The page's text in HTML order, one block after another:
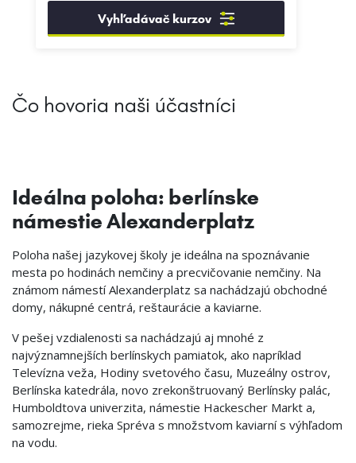
Vyhľadávač kurzov
Čo hovoria naši účastníci
Ideálna poloha: berlínske
námestie Alexanderplatz
Poloha našej jazykovej školy je ideálna na spoznávanie
mesta po hodinách nemčiny a precvičovanie nemčiny. Na
známom námestí Alexanderplatz sa nachádzajú obchodné
domy, nákupné centrá, reštaurácie a kaviarne.
V pešej vzdialenosti sa nachádzajú aj mnohé z
najvýznamnejších berlínskych pamiatok, ako napríklad
Televízna veža, Hodiny svetového času, Muzeálny ostrov,
Berlínska katedrála, novo zrekonštruovaný Berlínsky palác,
Humboldtova univerzita, námestie Hackescher Markt a,
samozrejme, rieka Spréva s množstvom kaviarní s výhľadom
na vodu.